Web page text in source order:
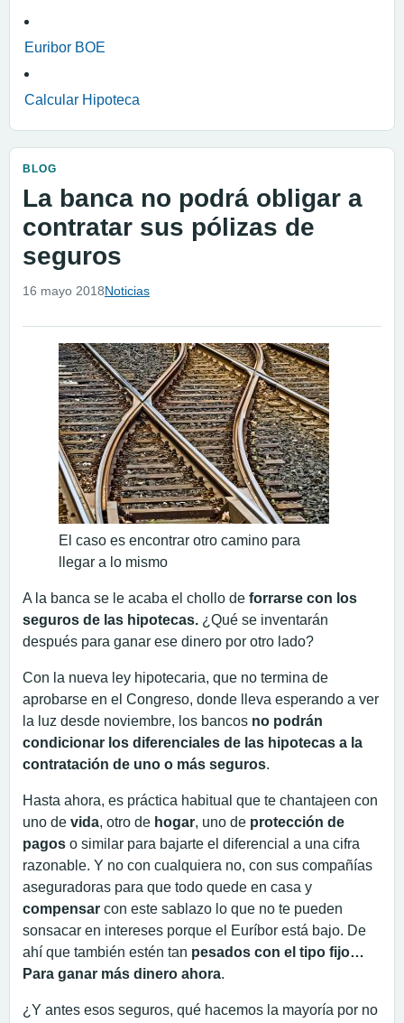
Euribor BOE
Calcular Hipoteca
BLOG
La banca no podrá obligar a
contratar sus pólizas de
seguros
16 mayo 2018Noticias
El caso es encontrar otro camino para
llegar a lo mismo
A la banca se le acaba el chollo de forrarse con los
seguros de las hipotecas. ¿Qué se inventarán
después para ganar ese dinero por otro lado?
Con la nueva ley hipotecaria, que no termina de
aprobarse en el Congreso, donde lleva esperando a ver
la luz desde noviembre, los bancos no podrán
condicionar los diferenciales de las hipotecas a la
contratación de uno o más seguros.
Hasta ahora, es práctica habitual que te chantajeen con
uno de vida, otro de hogar, uno de protección de
pagos o similar para bajarte el diferencial a una cifra
razonable. Y no con cualquiera no, con sus compañías
aseguradoras para que todo quede en casa y
compensar con este sablazo lo que no te pueden
sonsacar en intereses porque el Euríbor está bajo. De
ahí que también estén tan pesados con el tipo fijo…
Para ganar más dinero ahora.
¿Y antes esos seguros, qué hacemos la mayoría por no